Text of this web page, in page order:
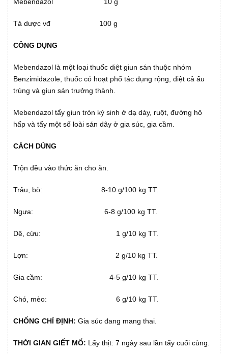
Tá dược vđ 100 g
CÔNG DỤNG
Mebendazol là một loại thuốc diệt giun sán thuộc nhóm
Benzimidazole, thuốc có hoạt phổ tác dụng rộng, diệt cả ấu
trùng và giun sán trưởng thành.
Mebendazol tẩy giun tròn ký sinh ở dạ dày, ruột, đường hô
hấp và tẩy một số loài sán dây ở gia súc, gia cầm.
CÁCH DÙNG
Trộn đều vào thức ăn cho ăn.
Trâu, bò: 8-10 g/100 kg TT.
Ngựa: 6-8 g/100 kg TT.
Dê, cừu: 1 g/10 kg TT.
Lợn: 2 g/10 kg TT.
Gia cầm: 4-5 g/10 kg TT.
Chó, mèo: 6 g/10 kg TT.
CHỐNG CHỈ ĐỊNH: Gia súc đang mang thai.
THỜI GIAN GIẾT MỔ: Lấy thịt: 7 ngày sau lần tẩy cuối cùng.